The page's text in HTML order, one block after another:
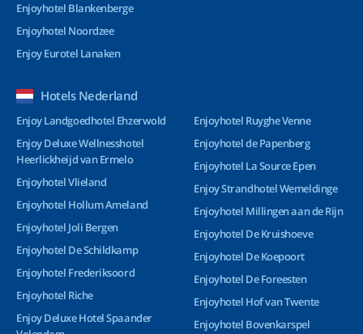
Enjoyhotel Blankenberge
Enjoyhotel Noordzee
Enjoy Eurotel Lanaken
Hotels Nederland
Enjoy Landgoedhotel Ehzerwold
Enjoy Deluxe Wellnesshotel
Heerlickheijd van Ermelo
Enjoyhotel Vlieland
Enjoyhotel Hollum Ameland
Enjoyhotel Joli Bergen
Enjoyhotel De Schildkamp
Enjoyhotel Frederiksoord
Enjoyhotel Riche
Enjoy Deluxe Hotel Spaander
Enjoyhotel Ruyghe Venne
Enjoyhotel de Papenberg
Enjoyhotel La Source Epen
Enjoy Strandhotel Wemeldinge
Enjoyhotel Millingen aan de Rijn
Enjoyhotel De Kruishoeve
Enjoyhotel De Koepoort
Enjoyhotel De Foreesten
Enjoyhotel Hof van Twente
Enjoyhotel Bovenkarspel